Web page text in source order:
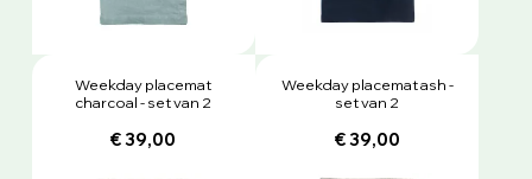
Weekday placemat
charcoal - set van 2
€ 39,00
Weekday placemat ash -
set van 2
€ 39,00